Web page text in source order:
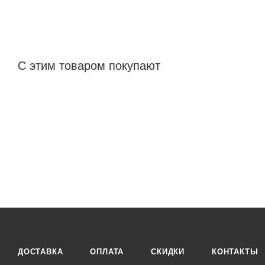
С этим товаром покупают
ДОСТАВКА ОПЛАТА СКИДКИ КОНТАКТЫ